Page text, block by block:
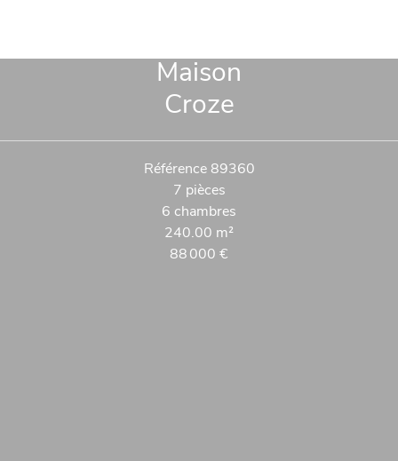
Maison
Croze
Référence89360
7 pièces
6 chambres
240.00 m²
88 000 €